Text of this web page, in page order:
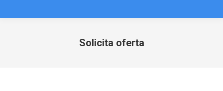
Solicita oferta